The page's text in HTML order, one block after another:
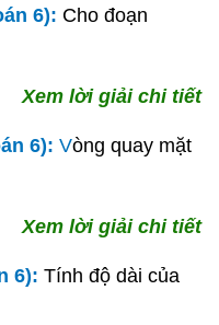
6): Cho đoạn
Xem lời giải chi tiết
6): Vòng quay mặt
Xem lời giải chi tiết
6): Tính độ dài của